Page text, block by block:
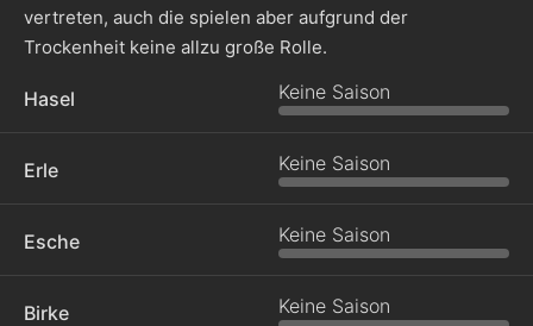
vertreten, auch die spielen aber aufgrund der
Trockenheit keine allzu große Rolle.
Hasel Keine Saison
Erle Keine Saison
Esche Keine Saison
Birke Keine Saison